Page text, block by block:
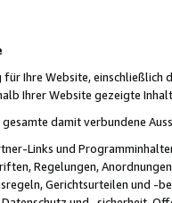
Ihre Website,
Ihrer Website gezeigte
damit verbundene
Links und
Regelungen,
Gerichtsurteilen und -